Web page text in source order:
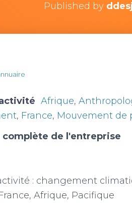
Published by
Afrique,
, France, Mouvement de
de l'entreprise
: changement
Afrique, Pacifique